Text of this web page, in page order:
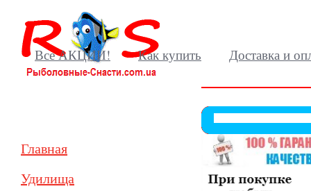
Все АКЦИИ! Как купить Доставка и
Главная
Удилища